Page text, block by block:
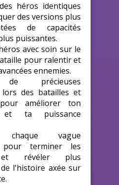
héros identiques
des versions plus
de capacités
puissantes.
avec soin sur le
pour ralentir et
ennemies.
de précieuses
lors des batailles et
améliorer ton
et ta puissance
chaque vague
pour terminer les
et révéler plus
l'histoire axée sur